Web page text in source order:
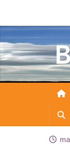
naar
de
inhoud
gaan